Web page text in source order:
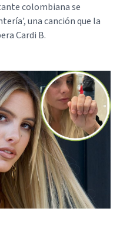
colombiana se
una canción que la
Cardi B.